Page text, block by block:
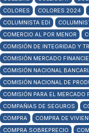
COLORES
COLORES 2024
COLUMNISTA EDI
COMERCIO AL POR MENOR
COMISIÓN DE INTEGRIDAD Y
COMISIÓN MERCADO
COMISIÓN NACIONAL
COMISIÓN NACIONAL DE
COMISIÓN PARA EL MERCADO
COMPAÑIAS DE SEGUROS
COMPRA
COMPRA DE
COMPRA SOBREPRECIO